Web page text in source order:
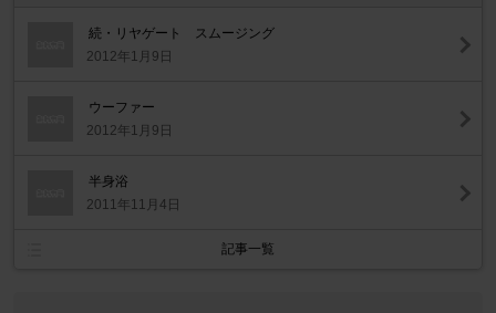
続・リヤゲート スムージング
2012年1月9日
ウーファー
2012年1月9日
半身浴
2011年11月4日
記事一覧